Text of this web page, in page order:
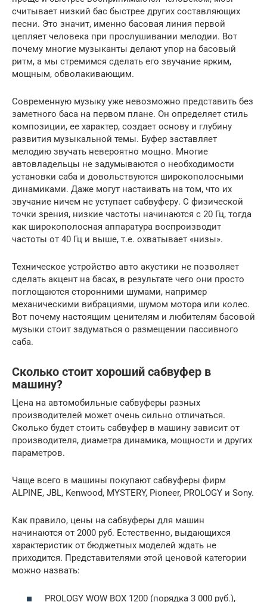
считывает низкий бас быстрее других составляющих
песни. Это значит, именно басовая линия первой
цепляет человека при прослушивании мелодии. Вот
почему многие музыканты делают упор на басовый
ритм, а мы стремимся сделать его звучание ярким,
мощным, обволакивающим.
Современную музыку уже невозможно представить без
заметного баса на первом плане. Он определяет стиль
композиции, ее характер, создает основу и глубину
развития музыкальной темы. Буфер заставляет
мелодию звучать невероятно мощно. Многие
автовладельцы не задумываются о необходимости
установки саба и довольствуются широкополосными
динамиками. Даже могут настаивать на том, что их
звучание ничем не уступает сабвуферу. С физической
точки зрения, низкие частоты начинаются с 20 Гц, тогда
как широкополосная аппаратура воспроизводит
частоты от 40 Гц и выше, т.е. охватывает «низы».
Техническое устройство авто акустики не позволяет
сделать акцент на басах, в результате чего они просто
поглощаются сторонними шумами, например
механическими вибрациями, шумом мотора или колес.
Вот почему настоящим ценителям и любителям басовой
музыки стоит задуматься о размещении пассивного
саба.
Сколько стоит хороший сабвуфер в
машину?
Цена на автомобильные сабвуферы разных
производителей может очень сильно отличаться.
Сколько будет стоить сабвуфер в машину зависит от
производителя, диаметра динамика, мощности и других
параметров.
Чаще всего в машины покупают сабвуферы фирм
ALPINE, JBL, Kenwood, MYSTERY, Pioneer, PROLOGY и Sony.
Как правило, цены на сабвуферы для машин
начинаются от 2000 руб. Естественно, выдающихся
характеристик от бюджетных моделей ждать не
приходится. Представителями этой ценовой категории
можно назвать:
PROLOGY WOW BOX 1200 (порядка 3 000 руб.),